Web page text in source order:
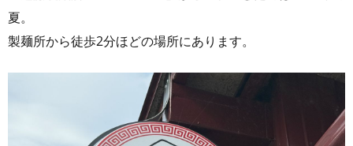
夏。
製麺所から徒歩2分ほどの場所にあります。